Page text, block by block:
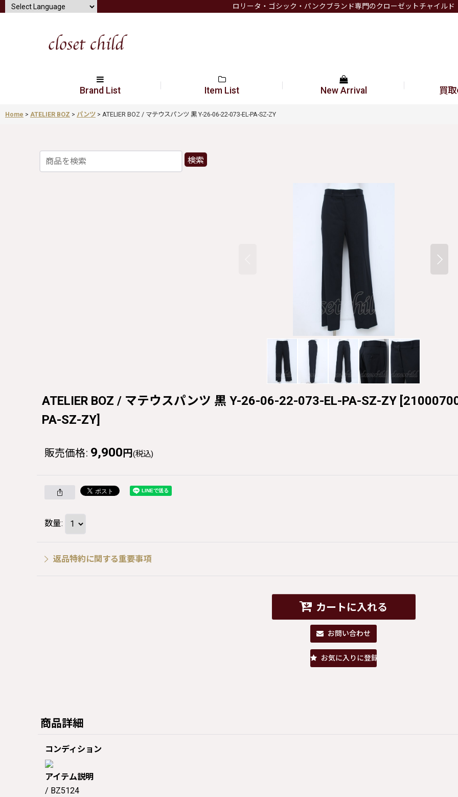
ロリータ・ゴシック・パンクブランド専門のクローゼットチャイルド
Brand List Item List New Arrival 買
Home > ATELIER BOZ > パンツ > ATELIER BOZ / マテウスパンツ 黒 Y-26-06-22-073-EL-PA-SZ-ZY
検索
ATELIER BOZ / マテウスパンツ 黒 Y-26-06-22-073-EL-PA-SZ-ZY [
PA-SZ-ZY]
販売価格: 9,900 円 (税込)
数量:
返品特約に関する重要事項
カートに入れる
お問い合わせ
お気に入りに登録
商品詳細
コンディション
アイテム説明
/ BZ5124